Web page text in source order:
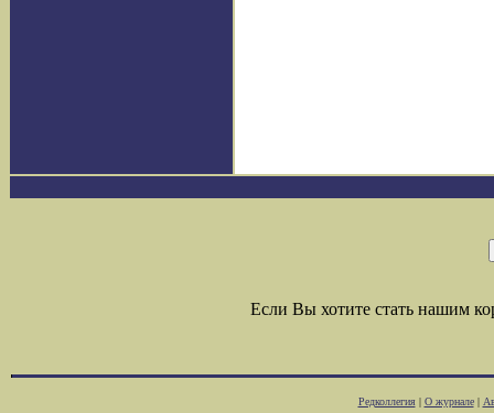
Если Вы хотите стать нашим
Редколлегия| О журнале|